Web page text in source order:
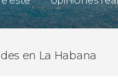
en La Habana